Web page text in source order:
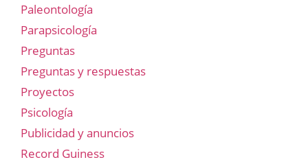
Paleontología
Parapsicología
Preguntas
Preguntas y respuestas
Proyectos
Psicología
Publicidad y anuncios
Record Guiness